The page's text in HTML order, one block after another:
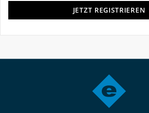
JETZT REGISTRIEREN